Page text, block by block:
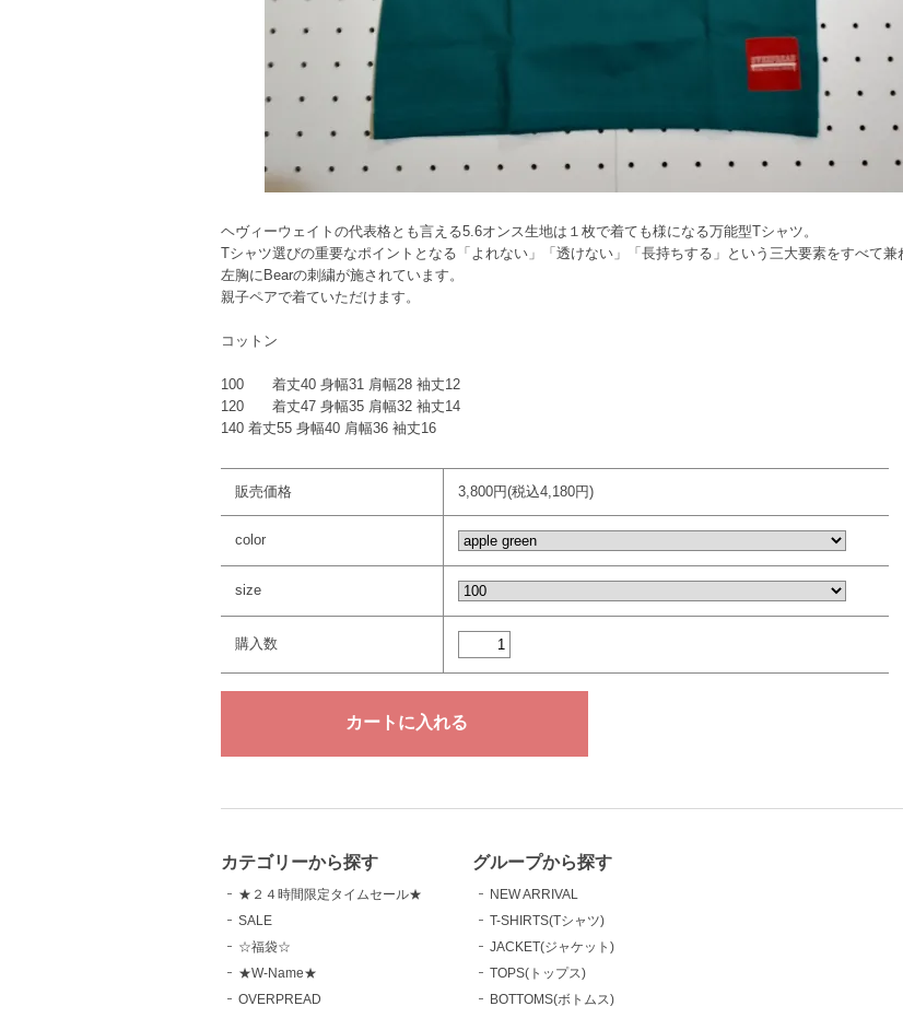
ヘヴィーウェイトの代表格とも言える5.6オンス生地は１枚で着ても様になる万能型Tシャツ。
Tシャツ選びの重要なポイントとなる「よれない」「透けない」「長持ちする」という三大要素をすべて兼
左胸にBearの刺繍が施されています。
親子ペアで着ていただけます。
コットン
100 着丈40 身幅31 肩幅28 袖丈12
120 着丈47 身幅35 肩幅32 袖丈14
140 着丈55 身幅40 肩幅36 袖丈16
販売価格 3,800円(税込4,180円)
color
size
購入数
カテゴリーから探す
★２４時間限定タイムセール★
SALE
☆福袋☆
★W-Name★
OVERPREAD
グループから探す
NEW ARRIVAL
T-SHIRTS(Tシャツ)
JACKET(ジャケット)
TOPS(トップス)
BOTTOMS(ボトムス)